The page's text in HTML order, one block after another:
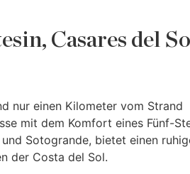
Casares del
nur einen Kilometer vom Strand
mit dem Komfort eines Fünf-
Sotogrande, bietet einen
der Costa del Sol.